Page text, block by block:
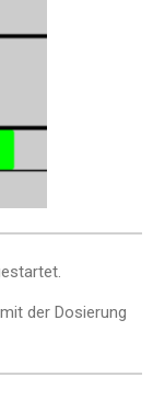
der Dosierung